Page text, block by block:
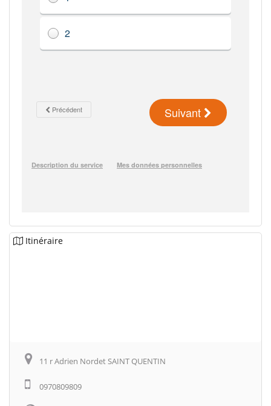
Itinéraire
11 r Adrien Nordet SAINT QUENTIN
0970809809